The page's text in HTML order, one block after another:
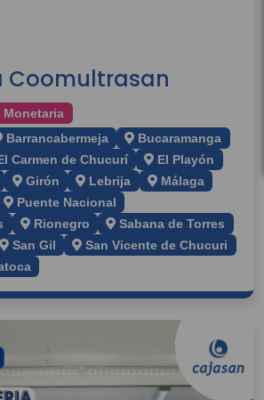
Coomultrasan
Barrancabermeja
Bucaramanga
Carmen de Chucurí
El Playón
Girón Lebrija
Málaga
Puente Nacional
Rionegro
Sabana de Torres
San Gil
San Vicente de Chucuri